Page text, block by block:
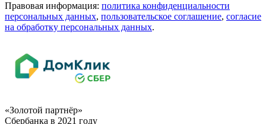
Правовая информация: политика конфиденциальности
персональных данных, пользовательское cоглашение, cогласие
на обработку персональных данных.
«Золотой партнёр»
Сбербанка в 2021 году